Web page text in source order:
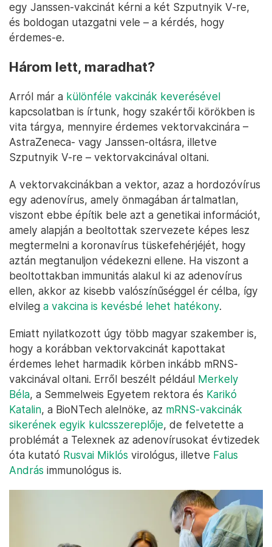
egy Janssen-vakcinát kérni a két Szputnyik V-re,
és boldogan utazgatni vele – a kérdés, hogy
érdemes-e.
Három lett, maradhat?
Arról már a különféle vakcinák keverésével
kapcsolatban is írtunk, hogy szakértői körökben is
vita tárgya, mennyire érdemes vektorvakcinára –
AstraZeneca- vagy Janssen-oltásra, illetve
Szputnyik V-re – vektorvakcinával oltani.
A vektorvakcinákban a vektor, azaz a hordozóvírus
egy adenovírus, amely önmagában ártalmatlan,
viszont ebbe építik bele azt a genetikai információt,
amely alapján a beoltottak szervezete képes lesz
megtermelni a koronavírus tüskefehérjéjét, hogy
aztán megtanuljon védekezni ellene. Ha viszont a
beoltottakban immunitás alakul ki az adenovírus
ellen, akkor az kisebb valószínűséggel ér célba, így
elvileg a vakcina is kevésbé lehet hatékony.
Emiatt nyilatkozott úgy több magyar szakember is,
hogy a korábban vektorvakcinát kapottakat
érdemes lehet harmadik körben inkább mRNS-
vakcinával oltani. Erről beszélt például Merkely
Béla, a Semmelweis Egyetem rektora és Karikó
Katalin, a BioNTech alelnöke, az mRNS-vakcinák
sikerének egyik kulcsszereplője, de felvetette a
problémát a Telexnek az adenovírusokat évtizedek
óta kutató Rusvai Miklós virológus, illetve Falus
András immunológus is.